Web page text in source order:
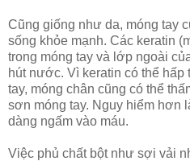
Cũng giống như da, móng tay
sống khỏe mạnh. Các keratin
trong móng tay và lớp ngoài
hút nước. Vì keratin có thể hấp
tay, móng chân cũng có thể
sơn móng tay. Nguy hiểm hơn
dàng ngấm vào máu.
Việc phủ chất bột như sợi vải